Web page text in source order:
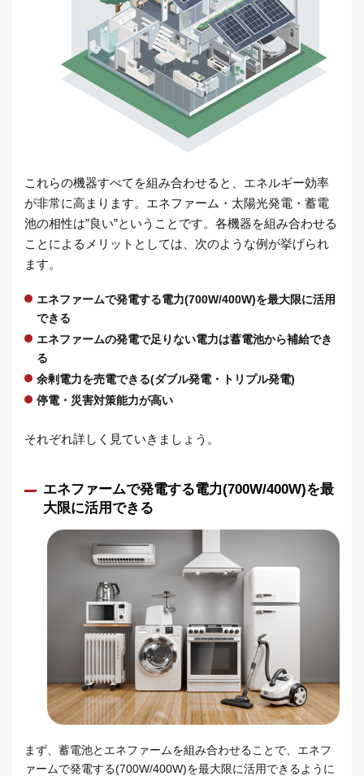
これらの機器すべてを組み合わせると、エネルギー効率
が非常に高まります。エネファーム・太陽光発電・蓄電
池の相性は”良い”ということです。各機器を組み合わせる
ことによるメリットとしては、次のような例が挙げられ
ます。
エネファームで発電する電力(700W/400W)を最大限に活用
できる
エネファームの発電で足りない電力は蓄電池から補給でき
る
余剰電力を売電できる(ダブル発電・トリプル発電)
停電・災害対策能力が高い
それぞれ詳しく見ていきましょう。
エネファームで発電する電力(700W/400W)を最
大限に活用できる
まず、蓄電池とエネファームを組み合わせることで、エネフ
ァームで発電する(700W/400W)を最大限に活用できるように